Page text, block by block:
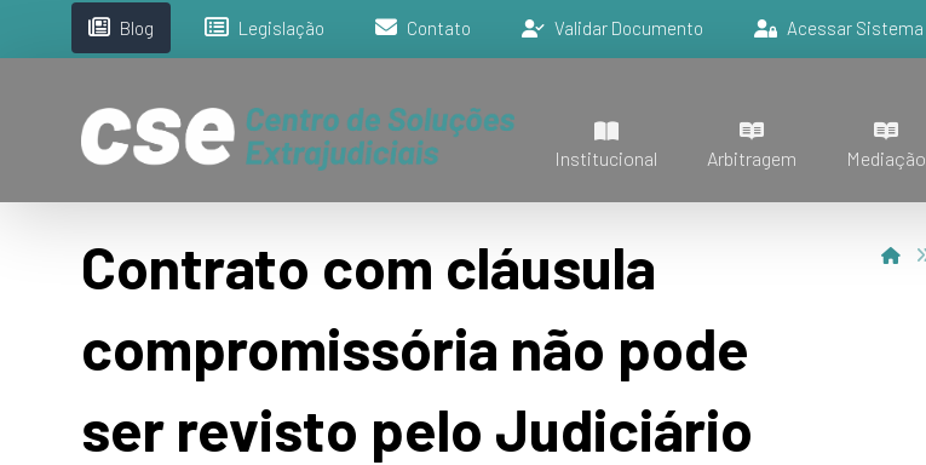
Blog Legislação Contato Validar Documento Acessar Sistema
Institucional Arbitragem Mediação
Contrato com cláusula
compromissória não pode
ser revisto pelo Judiciário